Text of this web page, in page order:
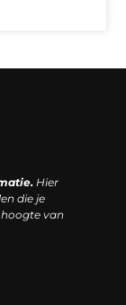
Hier
die je
van